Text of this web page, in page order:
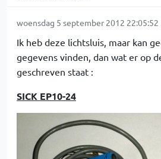
woensdag 5 september 2012 22:05:52
Ik heb deze lichtsluis, maar kan
gegevens vinden, dan wat er op
geschreven staat :
SICK EP10-24